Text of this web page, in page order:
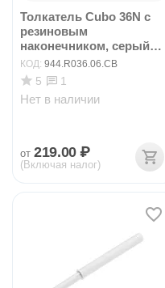
Толкатель Cubo 36N с
резиновым
наконечником, серый
арт.94...
КОД: 944.R036.06.CB
5 1
Нет в наличии
от 219.00 ₽
(Включая налог)